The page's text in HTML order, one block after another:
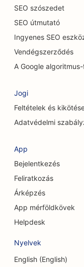
SEO a kémiai
SEO a
SEO a
SEO tanácsadó
SEO kozmetikai
SEO a
számára
SEO a
SEO a
SEO a
SEO szószedet
SEO útmutató
Ingyenes SEO
Vendégszerződés
A Google
Jogi
Feltételek és
Adatvédelmi
App
Bejelentkezés
Feliratkozás
Árképzés
App mérföldkövek
Helpdesk
Nyelvek
English (English)